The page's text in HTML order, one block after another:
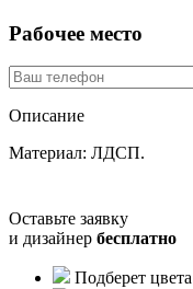
Рабочее место
Описание
Материал: ЛДСП.
Оставьте заявку
и дизайнер бесплатно
Подберет цвета